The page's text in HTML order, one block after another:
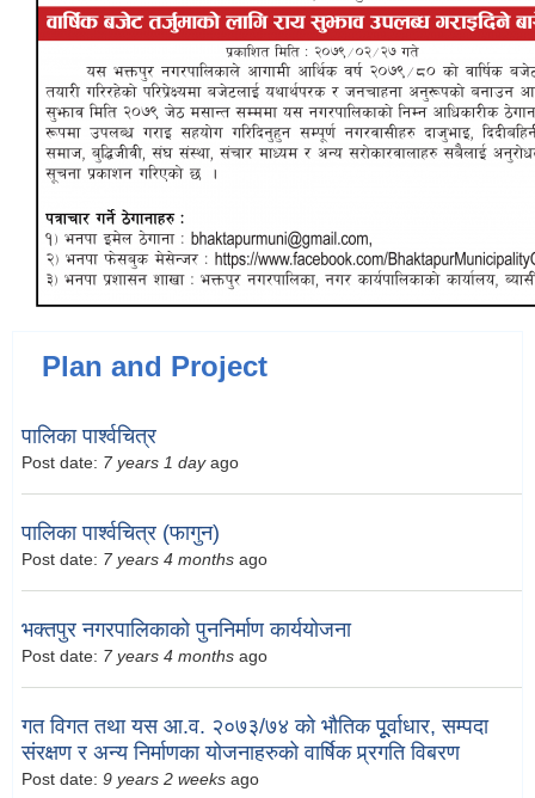
Plan and Project
पालिका पार्श्वचित्र
Post date: 7 years 1 dayago
पालिका पार्श्वचित्र (फागुन)
Post date: 7 years 4 months ago
भक्तपुर नगरपालिकाको पुननिर्माण कार्ययोजना
Post date: 7 years 4 months ago
गत विगत तथा यस आ.व. २०७३/७४ को भौतिक पूूर्वाधार, सम्पदा
संरक्षण र अन्य निर्माणका योजनाहरुको वार्षिक प्र्रगति विबरण
Post date: 9 years 2 weeks ago